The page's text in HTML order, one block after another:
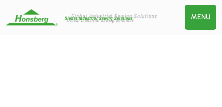
MENU